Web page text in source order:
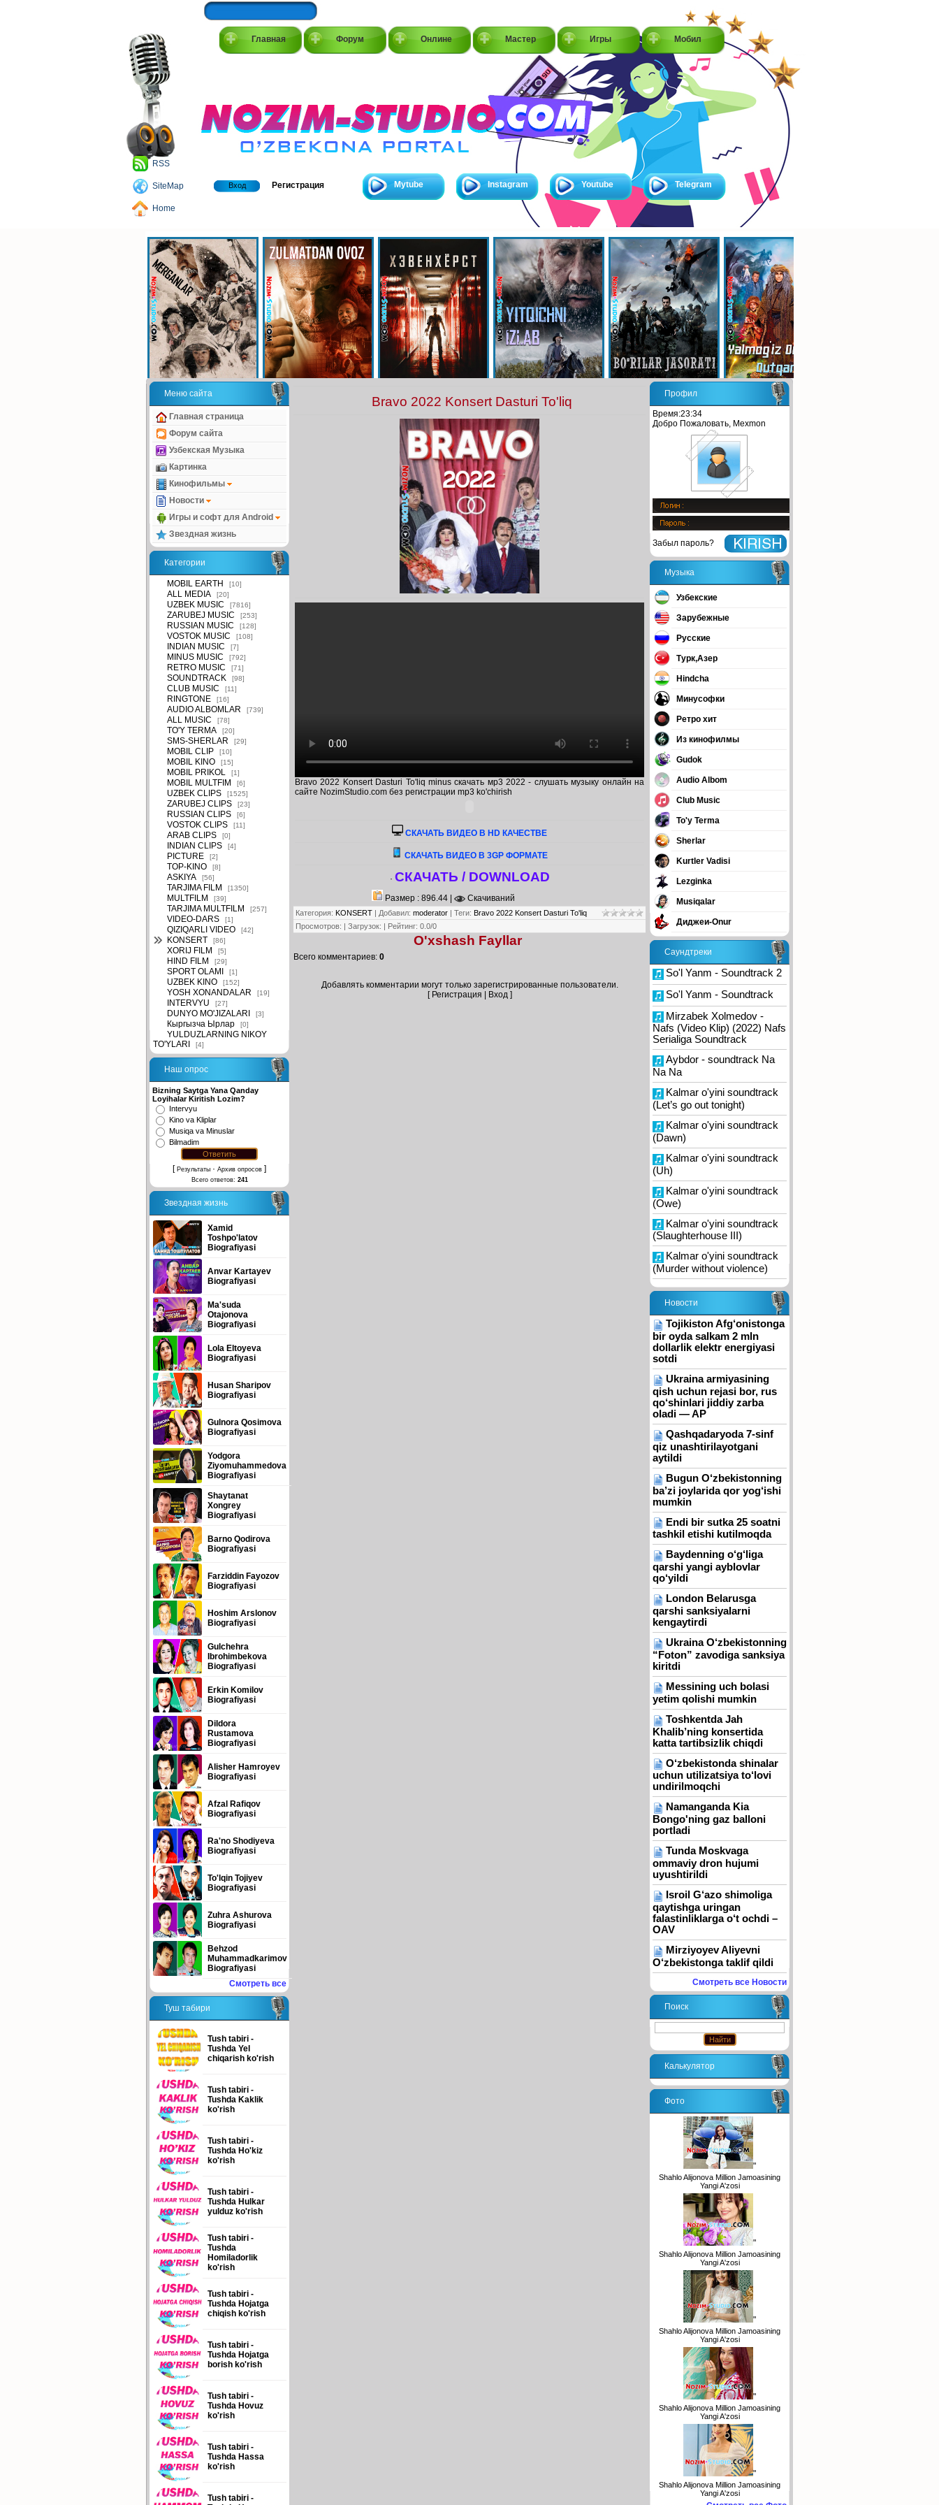
Главная Форум Онлине Мастер Игры Мобил
RSS
SiteMap
Home
Вход Регистрация Mytube Instagram Youtube Telegram
Меню сайта
Главная страница
Форум сайта
Узбекская Музыка
Картинка
Кинофильмы
Новости
Игры и софт для Android
Звездная жизнь
Категории
MOBIL EARTH [10]
ALL MEDIA [20]
UZBEK MUSIC [7816]
ZARUBEJ MUSIC [253]
RUSSIAN MUSIC [128]
VOSTOK MUSIC [108]
INDIAN MUSIC [7]
MINUS MUSIC [792]
RETRO MUSIC [71]
SOUNDTRACK [98]
CLUB MUSIC [11]
RINGTONE [16]
AUDIO ALBOMLAR [739]
ALL MUSIC [78]
TO'Y TERMA [20]
SMS-SHERLAR [29]
MOBIL CLIP [10]
MOBIL KINO [15]
MOBIL PRIKOL [1]
MOBIL MULTFIM [6]
UZBEK CLIPS [1525]
ZARUBEJ CLIPS [23]
RUSSIAN CLIPS [6]
VOSTOK CLIPS [11]
ARAB CLIPS [0]
INDIAN CLIPS [4]
PICTURE [2]
TOP-KINO [8]
ASKIYA [56]
TARJIMA FILM [1350]
MULTFILM [39]
TARJIMA MULTFILM [257]
VIDEO-DARS [1]
QIZIQARLI VIDEO [42]
KONSERT [86]
XORIJ FILM [5]
HIND FILM [29]
SPORT OLAMI [1]
UZBEK KINO [152]
YOSH XONANDALAR [19]
INTERVYU [27]
DUNYO MO'JIZALARI [3]
Кыргызча Ырлар [0]
YULDUZLARNING NIKOY
TO'YLARI
[4]
Наш опрос
Bizning Saytga Yana Qanday
Loyihalar Kiritish Lozim?
Intervyu
Kino va Kliplar
Musiqa va Minuslar
Bilmadim
[ Результаты · Архив опросов ]
Всего ответов: 241
Звездная жизнь
Xamid
Toshpo'latov
Biografiyasi
Anvar Kartayev
Biografiyasi
Ma'suda
Otajonova
Biografiyasi
Lola Eltoyeva
Biografiyasi
Husan Sharipov
Biografiyasi
Gulnora Qosimova
Biografiyasi
Yodgora
Ziyomuhammedova
Biografiyasi
Shaytanat
Xongrey
Biografiyasi
Barno Qodirova
Biografiyasi
Farziddin Fayozov
Biografiyasi
Hoshim Arslonov
Biografiyasi
Gulchehra
Ibrohimbekova
Biografiyasi
Erkin Komilov
Biografiyasi
Dildora
Rustamova
Biografiyasi
Alisher Hamroyev
Biografiyasi
Afzal Rafiqov
Biografiyasi
Ra'no Shodiyeva
Biografiyasi
To'lqin Tojiyev
Biografiyasi
Zuhra Ashurova
Biografiyasi
Behzod
Muhammadkarimov
Biografiyasi
Смотреть все
Туш табири
Tush tabiri -
Tushda Yel
chiqarish ko'rish
Tush tabiri -
Tushda Kaklik
ko'rish
Tush tabiri -
Tushda Ho'kiz
ko'rish
Tush tabiri -
Tushda Hulkar
yulduz ko'rish
Tush tabiri -
Tushda
Homiladorlik
ko'rish
Tush tabiri -
Tushda Hojatga
chiqish ko'rish
Tush tabiri -
Tushda Hojatga
borish ko'rish
Tush tabiri -
Tushda Hovuz
ko'rish
Tush tabiri -
Tushda Hassa
ko'rish
Tush tabiri -
Bravo 2022 Konsert Dasturi To'liq
Bravo 2022 Konsert Dasturi To'liq minus скачать мр3 2022 - слушать музыку онлайн на
сайте NozimStudio.com без регистрации mp3 ko'chirish
CКАЧАТЬ ВИДЕО В HD КАЧЕСТВЕ
СКАЧАТЬ ВИДЕО В 3GP ФОРМАТЕ
· СКАЧАТЬ / DOWNLOAD
Размер : 896.44 | Скачиваний
Категория: KONSERT | Добавил: moderator | Теги: Bravo 2022 Konsert Dasturi To'liq
Просмотров: | Загрузок: | Рейтинг: 0.0/0
O'xshash Fayllar
Всего комментариев: 0
Добавлять комментарии могут только зарегистрированные пользователи.
[ Регистрация Вход]
Профил
Время:23:34
Добро Пожаловать, Mexmon
Забыл пароль?
Музыка
Узбекские
Зарубежные
Русские
Турк,Азер
Hindcha
Минусофки
Ретро хит
Из кинофилмы
Gudok
Audio Albom
Club Music
To'y Terma
Sherlar
Kurtler Vadisi
Lezginka
Musiqalar
Диджеи-Onur
Саундтреки
So'l Yanm - Soundtrack 2
So'l Yanm - Soundtrack
Mirzabek Xolmedov -
Nafs (Video Klip) (2022) Nafs
Serialiga Soundtrack
Aybdor - soundtrack Na
Na Na
Kalmar o'yini soundtrack
(Let’s go out tonight)
Kalmar o'yini soundtrack
(Dawn)
Kalmar o'yini soundtrack
(Uh)
Kalmar o'yini soundtrack
(Owe)
Kalmar o'yini soundtrack
(Slaughterhouse III)
Kalmar o'yini soundtrack
(Murder without violence)
Новости
Tojikiston Afg‘onistonga
bir oyda salkam 2 mln
dollarlik elektr energiyasi
sotdi
Ukraina armiyasining
qish uchun rejasi bor, rus
qo‘shinlari jiddiy zarba
oladi — AP
Qashqadaryoda 7-sinf
qiz unashtirilayotgani
aytildi
Bugun O‘zbekistonning
ba’zi joylarida qor yog‘ishi
mumkin
Endi bir sutka 25 soatni
tashkil etishi kutilmoqda
Baydenning o‘g‘liga
qarshi yangi ayblovlar
qo‘yildi
London Belarusga
qarshi sanksiyalarni
kengaytirdi
Ukraina O‘zbekistonning
“Foton” zavodiga sanksiya
kiritdi
Messining uch bolasi
yetim qolishi mumkin
Toshkentda Jah
Khalib’ning konsertida
katta tartibsizlik chiqdi
O‘zbekistonda shinalar
uchun utilizatsiya to‘lovi
undirilmoqchi
Namanganda Kia
Bongo'ning gaz balloni
portladi
Tunda Moskvaga
ommaviy dron hujumi
uyushtirildi
Isroil G‘azo shimoliga
qaytishga uringan
falastinliklarga o‘t ochdi –
OAV
Mirziyoyev Aliyevni
O‘zbekistonga taklif qildi
Смотреть все Новости
Поиск
Калькулятор
Фото
"
Shahlo Alijonova Million Jamoasining
Yangi A'zosi
"
Shahlo Alijonova Million Jamoasining
Yangi A'zosi
"
Shahlo Alijonova Million Jamoasining
Yangi A'zosi
"
Shahlo Alijonova Million Jamoasining
Yangi A'zosi
"
Shahlo Alijonova Million Jamoasining
Yangi A'zosi